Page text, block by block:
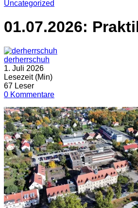
Uncategorized
01.07.2026:
derherrschuh
1. Juli 2026
Lesezeit (Min)
67 Leser
0 Kommentare